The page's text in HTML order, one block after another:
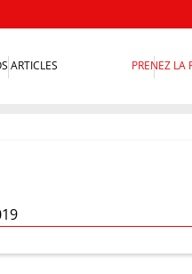
ARTICLES PRENEZ LA